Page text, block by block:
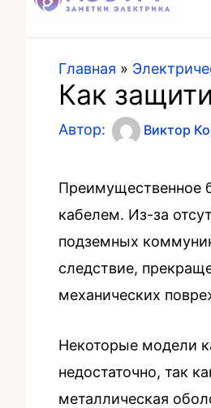
Главная »
Как
Автор: Виктор
Преимущественное
кабелем. Из-за
подземных
следствие,
механических
Некоторые модели
недостаточно, так
металлическая